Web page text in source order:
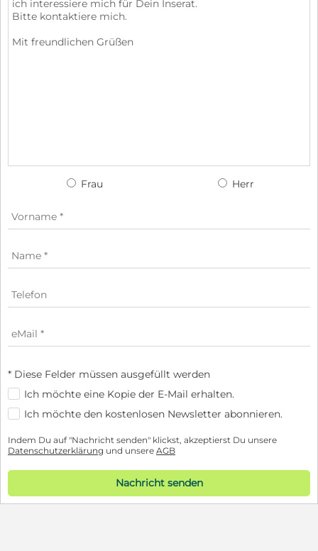
Frau Herr
* Diese Felder müssen ausgefüllt werden
Ich möchte eine Kopie der E-Mail erhalten.
Ich möchte den kostenlosen Newsletter abonnieren.
Indem Du auf "Nachricht senden" klickst, akzeptierst Du unsere
Datenschutzerklärung und unsere AGB
Nachricht senden